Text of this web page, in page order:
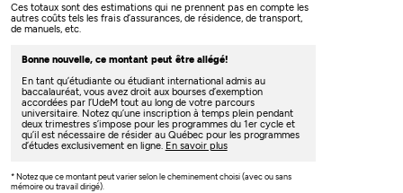
Ces totaux sont des estimations qui ne prennent pas en compte les
autres coûts tels les frais d’assurances, de résidence, de transport,
de manuels, etc.
Bonne nouvelle, ce montant peut être allégé!
En tant qu’étudiante ou étudiant international admis au
baccalauréat, vous avez droit aux bourses d’exemption
accordées par l’UdeM tout au long de votre parcours
universitaire. Notez qu’une inscription à temps plein pendant
deux trimestres s’impose pour les programmes du 1er cycle et
qu’il est nécessaire de résider au Québec pour les programmes
d’études exclusivement en ligne. En savoir plus
* Notez que ce montant peut varier selon le cheminement choisi (avec ou sans
mémoire ou travail dirigé).